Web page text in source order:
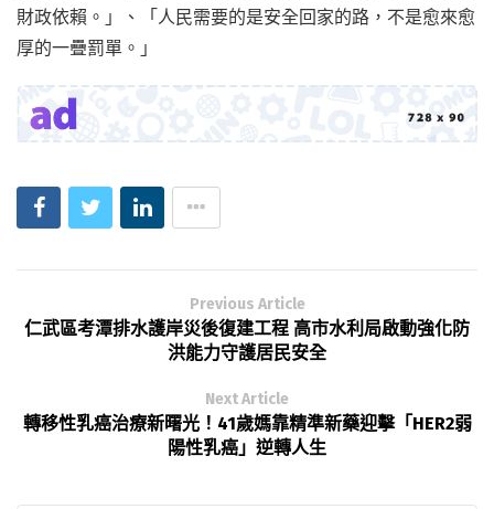
財政依賴。」、「人民需要的是安全回家的路，不是愈來愈
厚的一疊罰單。」
Previous Article
仁武區考潭排水護岸災後復建工程 高市水利局啟動強化防
洪能力守護居民安全
Next Article
轉移性乳癌治療新曙光！41歲媽靠精準新藥迎擊「HER2弱
陽性乳癌」逆轉人生